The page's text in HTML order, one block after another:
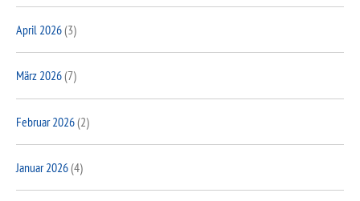
April 2026(3)
März 2026(7)
Februar 2026(2)
Januar 2026(4)